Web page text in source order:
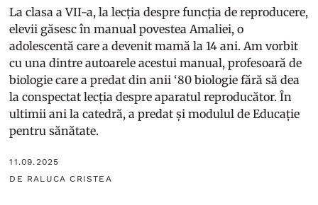
La clasa a VII-a, la lecția despre funcția de reproducere,
elevii găsesc în manual povestea Amaliei, o
adolescentă care a devenit mamă la 14 ani. Am vorbit
cu una dintre autoarele acestui manual, profesoară de
biologie care a predat din anii ‘80 biologie fără să dea
la conspectat lecția despre aparatul reproducător. În
ultimii ani la catedră, a predat și modulul de Educație
pentru sănătate.
11.09.2025
DE RALUCA CRISTEA